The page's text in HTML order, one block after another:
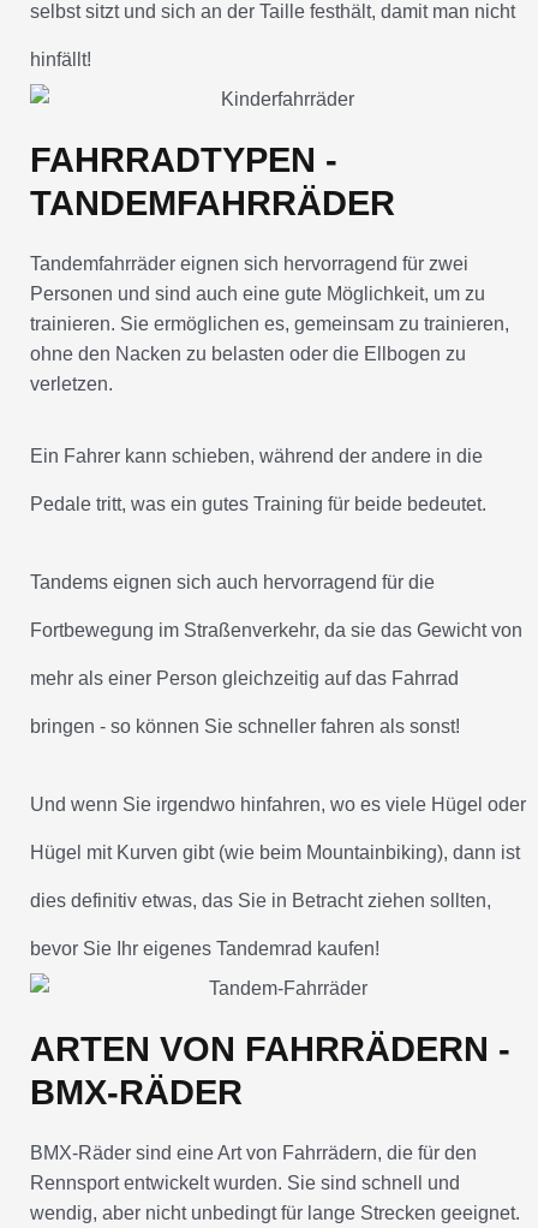
selbst sitzt und sich an der Taille festhält, damit man nicht
hinfällt!
FAHRRADTYPEN -
TANDEMFAHRRÄDER
Tandemfahrräder eignen sich hervorragend für zwei
Personen und sind auch eine gute Möglichkeit, um zu
trainieren. Sie ermöglichen es, gemeinsam zu trainieren,
ohne den Nacken zu belasten oder die Ellbogen zu
verletzen.
Ein Fahrer kann schieben, während der andere in die
Pedale tritt, was ein gutes Training für beide bedeutet.
Tandems eignen sich auch hervorragend für die
Fortbewegung im Straßenverkehr, da sie das Gewicht von
mehr als einer Person gleichzeitig auf das Fahrrad
bringen - so können Sie schneller fahren als sonst!
Und wenn Sie irgendwo hinfahren, wo es viele Hügel oder
Hügel mit Kurven gibt (wie beim Mountainbiking), dann ist
dies definitiv etwas, das Sie in Betracht ziehen sollten,
bevor Sie Ihr eigenes Tandemrad kaufen!
ARTEN VON FAHRRÄDERN -
BMX-RÄDER
BMX-Räder sind eine Art von Fahrrädern, die für den
Rennsport entwickelt wurden. Sie sind schnell und
wendig, aber nicht unbedingt für lange Strecken geeignet.